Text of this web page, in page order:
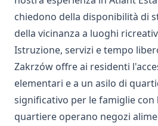
chiedono della disponibilità di
della vicinanza a luoghi
Istruzione, servizi e tempo
Zakrzów offre ai residenti
elementari e a un asilo di
significativo per le famiglie con
quartiere operano negozi